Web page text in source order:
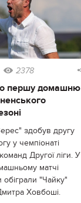
2378
першу домашню
здобув другу
у чемпіонаті
Другої ліги. У
матчі
обіграли "Чайку"
Ховбоші.